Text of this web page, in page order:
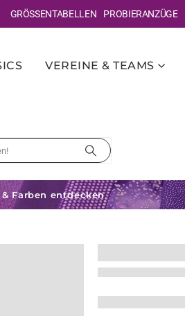
GRÖSSENTABELLEN PROBIERANZÜGE
VEREINE & TEAMS
& Farben entdecken